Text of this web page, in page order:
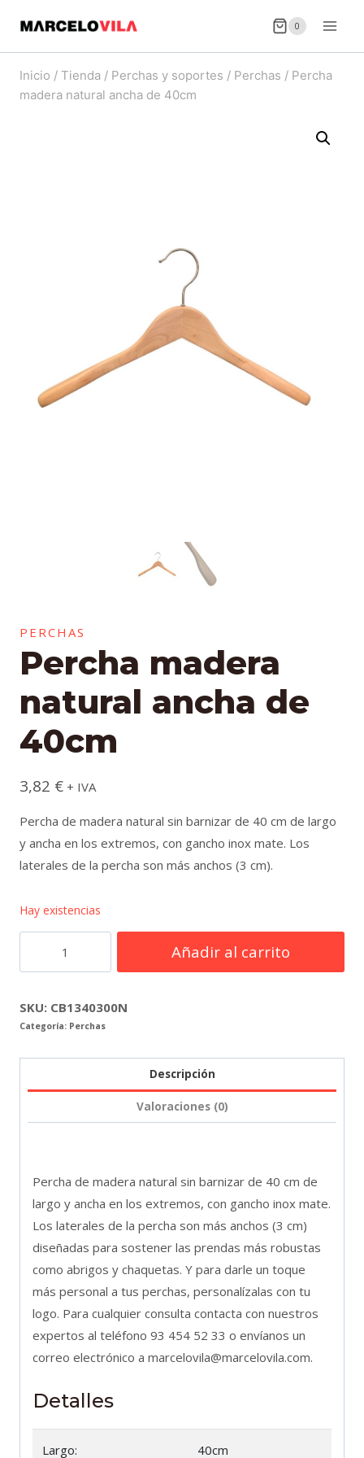
contenido
0
Inicio / Tienda / Perchas y soportes / Perchas / Percha
madera natural ancha de 40cm
PERCHAS
Percha madera
natural ancha de
40cm
3,82 € + IVA
Percha de madera natural sin barnizar de 40 cm de largo
y ancha en los extremos, con gancho inox mate. Los
laterales de la percha son más anchos (3 cm).
Hay existencias
ancha
de
Añadir al carrito
SKU: CB1340300N
Categoría: Perchas
Descripción
Valoraciones (0)
Percha de madera natural sin barnizar de 40 cm de
largo y ancha en los extremos, con gancho inox mate.
Los laterales de la percha son más anchos (3 cm)
diseñadas para sostener las prendas más robustas
como abrigos y chaquetas. Y para darle un toque
más personal a tus perchas, personalízalas con tu
logo. Para cualquier consulta contacta con nuestros
expertos al teléfono 93 454 52 33 o envíanos un
correo electrónico a marcelovila@marcelovila.com.
Detalles
Largo: 40cm